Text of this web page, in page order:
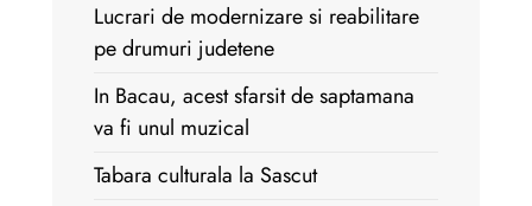
Lucrari de modernizare si reabilitare
pe drumuri judetene
In Bacau, acest sfarsit de saptamana
va fi unul muzical
Tabara culturala la Sascut